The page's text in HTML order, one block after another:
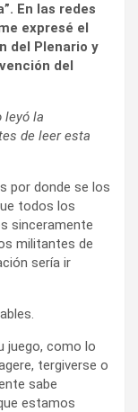
En las redes
expresé el
del Plenario y
del
leyó la
de leer esta
por donde se los
todos los
sinceramente
militantes de
sería ir
juego, como lo
tergiverse o
sabe
estamos